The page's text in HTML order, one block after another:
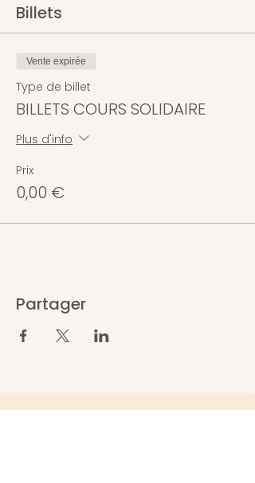
Billets
Vente expirée
Type de billet
BILLETS COURS SOLIDAIRE
Plus d'info
Prix
0,00 €
Partager